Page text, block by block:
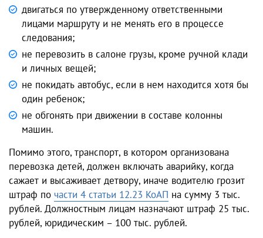
двигаться по утвержденному ответственными
лицами маршруту и не менять его в процессе
следования;
не перевозить в салоне грузы, кроме ручной клади
и личных вещей;
не покидать автобус, если в нем находится хотя бы
один ребенок;
не обгонять при движении в составе колонны
машин.
Помимо этого, транспорт, в котором организована
перевозка детей, должен включать аварийку, когда
сажает и высаживает детвору, иначе водителю грозит
штраф по части 4 статьи 12.23 КоАП на сумму 3 тыс.
рублей. Должностным лицам назначают штраф 25 тыс.
рублей, юридическим – 100 тыс. рублей.